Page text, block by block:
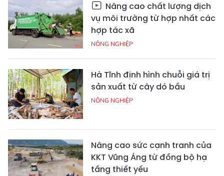
Nâng cao chất lượng dịch
vụ môi trường từ hợp nhất các
hợp tác xã
NÔNG NGHIỆP
Hà Tĩnh định hình chuỗi giá trị
sản xuất từ cây dó bầu
NÔNG NGHIỆP
Nâng cao sức cạnh tranh của
KKT Vũng Áng từ đồng bộ hạ
tầng thiết yếu